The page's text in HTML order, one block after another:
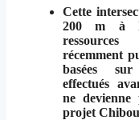
Cette
200 m à
récemment
basées
effectués
ne devienne
projet